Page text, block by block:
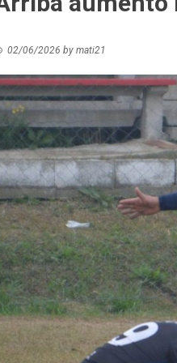
02/06/2026 by mati21